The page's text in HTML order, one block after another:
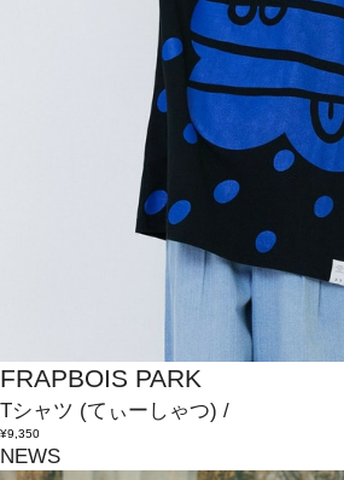
FRAPBOIS PARK
Tシャツ (てぃーしゃつ) /
¥9,350
NEWS